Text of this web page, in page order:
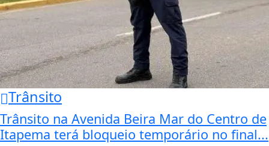
Trânsito
Trânsito na Avenida Beira Mar do Centro de
Itapema terá bloqueio temporário no final...